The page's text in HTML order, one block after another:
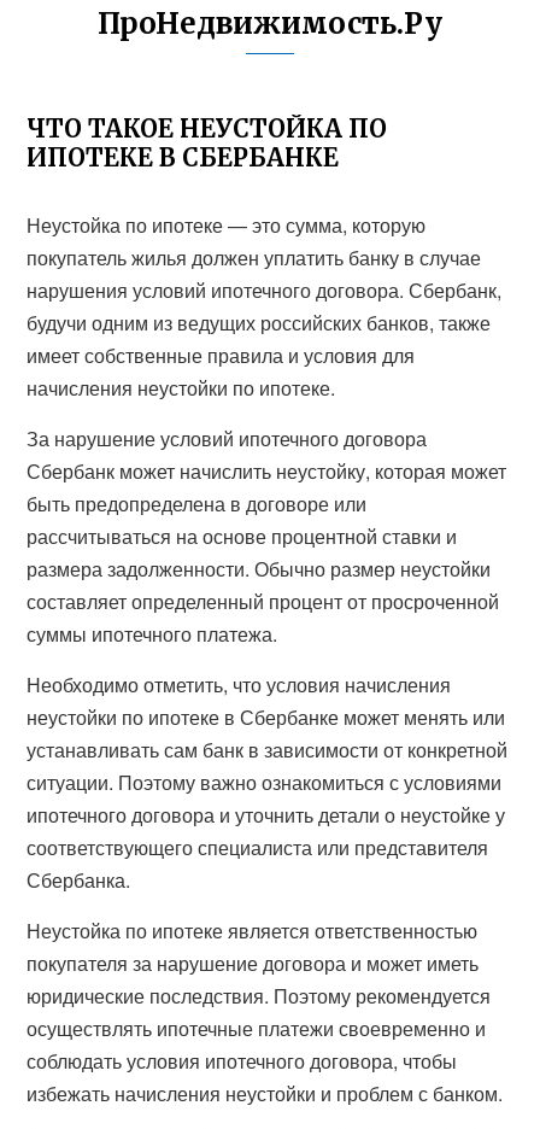
ПроНедвижимость.Ру
ЧТО ТАКОЕ НЕУСТОЙКА ПО
ИПОТЕКЕ В СБЕРБАНКЕ
Неустойка по ипотеке — это сумма, которую
покупатель жилья должен уплатить банку в случае
нарушения условий ипотечного договора. Сбербанк,
будучи одним из ведущих российских банков, также
имеет собственные правила и условия для
начисления неустойки по ипотеке.
За нарушение условий ипотечного договора
Сбербанк может начислить неустойку, которая может
быть предопределена в договоре или
рассчитываться на основе процентной ставки и
размера задолженности. Обычно размер неустойки
составляет определенный процент от просроченной
суммы ипотечного платежа.
Необходимо отметить, что условия начисления
неустойки по ипотеке в Сбербанке может менять или
устанавливать сам банк в зависимости от конкретной
ситуации. Поэтому важно ознакомиться с условиями
ипотечного договора и уточнить детали о неустойке у
соответствующего специалиста или представителя
Сбербанка.
Неустойка по ипотеке является ответственностью
покупателя за нарушение договора и может иметь
юридические последствия. Поэтому рекомендуется
осуществлять ипотечные платежи своевременно и
соблюдать условия ипотечного договора, чтобы
избежать начисления неустойки и проблем с банком.